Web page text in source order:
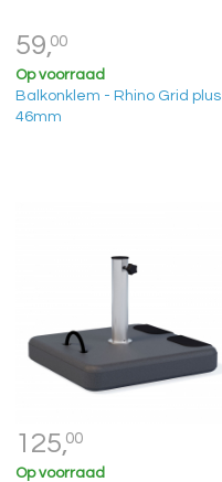
59,00
Op voorraad
Balkonklem - Rhino Grid plus
46mm
125,00
Op voorraad